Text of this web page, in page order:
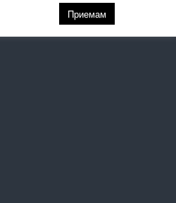
Приемам